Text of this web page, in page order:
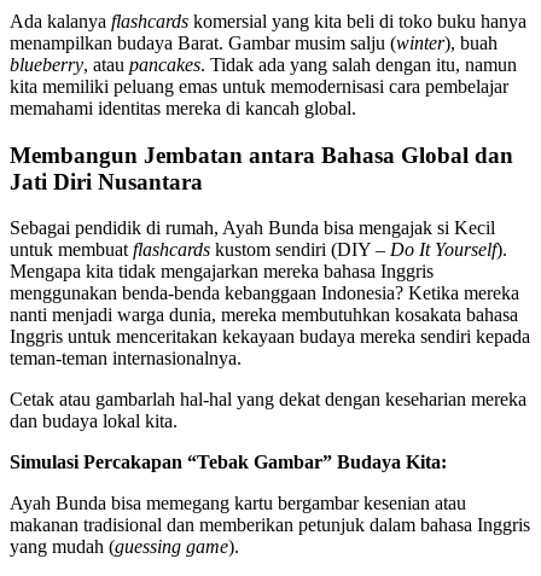
Ada kalanya flashcards komersial yang kita beli di toko buku hanya
menampilkan budaya Barat. Gambar musim salju (winter), buah
blueberry, atau pancakes. Tidak ada yang salah dengan itu, namun
kita memiliki peluang emas untuk memodernisasi cara pembelajar
memahami identitas mereka di kancah global.
Membangun Jembatan antara Bahasa Global dan
Jati Diri Nusantara
Sebagai pendidik di rumah, Ayah Bunda bisa mengajak si Kecil
untuk membuat flashcards kustom sendiri (DIY – Do It Yourself).
Mengapa kita tidak mengajarkan mereka bahasa Inggris
menggunakan benda-benda kebanggaan Indonesia? Ketika mereka
nanti menjadi warga dunia, mereka membutuhkan kosakata bahasa
Inggris untuk menceritakan kekayaan budaya mereka sendiri kepada
teman-teman internasionalnya.
Cetak atau gambarlah hal-hal yang dekat dengan keseharian mereka
dan budaya lokal kita.
Simulasi Percakapan “Tebak Gambar” Budaya Kita:
Ayah Bunda bisa memegang kartu bergambar kesenian atau
makanan tradisional dan memberikan petunjuk dalam bahasa Inggris
yang mudah (guessing game).